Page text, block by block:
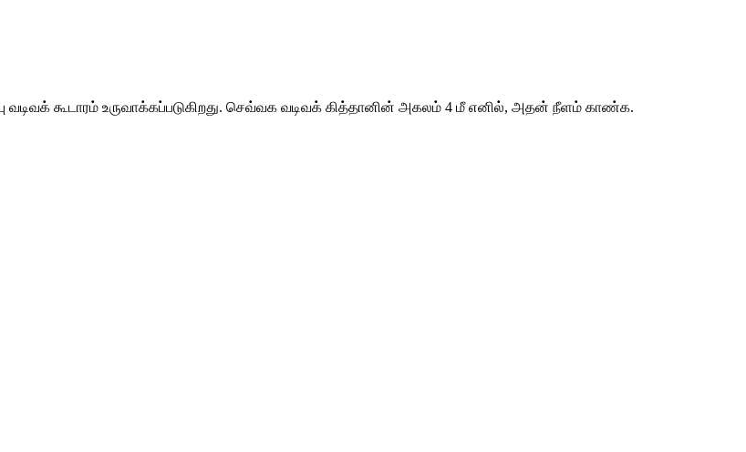
கூடாரம் உருவாக்கப்படுகிறது. செவ்வக வடிவக் கித்தானின் அகலம் 4 மீ எனில், அதன் நீளம் காண்க.